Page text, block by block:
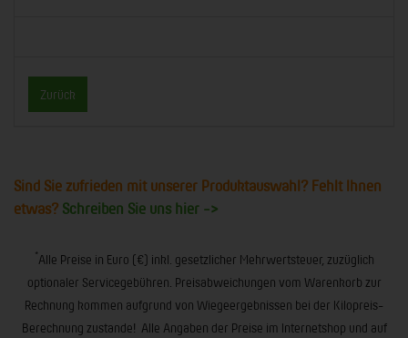
Zurück
Sind Sie zufrieden mit unserer Produktauswahl? Fehlt Ihnen
etwas? Schreiben Sie uns hier ->
*Alle Preise in Euro (€) inkl. gesetzlicher Mehrwertsteuer, zuzüglich
optionaler Servicegebühren. Preisabweichungen vom Warenkorb zur
Rechnung kommen aufgrund von Wiegeergebnissen bei der Kilopreis-
Berechnung zustande! Alle Angaben der Preise im Internetshop und auf